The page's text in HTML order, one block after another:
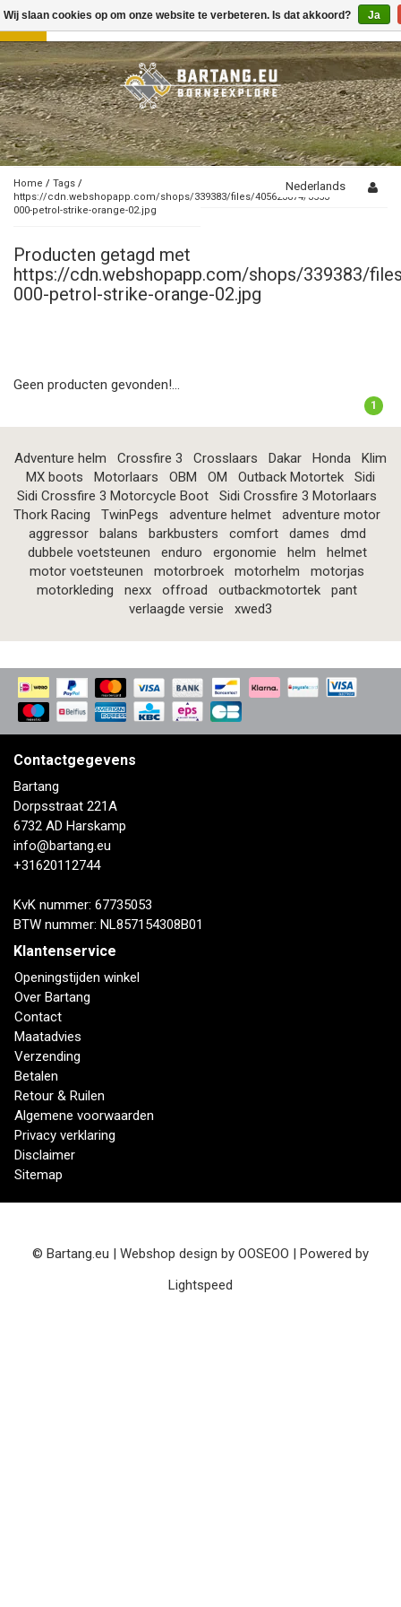
Toggle
navigation
Home / Tags /
https://cdn.webshopapp.com/shops/339383/files/405623874/3553-
000-petrol-strike-orange-02.jpg
Nederlands
Producten getagd met
https://cdn.webshopapp.com/shops/339383/
000-petrol-strike-orange-02.jpg
Geen producten gevonden!...
1
Adventure helm Crossfire 3 Crosslaars Dakar Honda
Klim
MX boots
Motorlaars OBM OM Outback Motortek
Sidi
Sidi Crossfire 3 Motorcycle Boot
Sidi Crossfire 3 Motorlaars
Thork Racing
TwinPegs adventure helmet
adventure motor
aggressor
balans barkbusters comfort dames
dmd
dubbele voetsteunen
enduro ergonomie helm
helmet
motor voetsteunen
motorbroek motorhelm
motorjas
motorkleding
nexx offroad outbackmotortek
pant
verlaagde versie
xwed3
Contactgegevens
Bartang
Dorpsstraat 221A
6732 AD Harskamp
info@bartang.eu
+31620112744
KvK nummer: 67735053
BTW nummer: NL857154308B01
Klantenservice
Openingstijden winkel
Over Bartang
Contact
Maatadvies
Verzending
Betalen
Retour & Ruilen
Algemene voorwaarden
Privacy verklaring
Disclaimer
Sitemap
© Bartang.eu | Webshop design by OOSEOO | Powered by
Lightspeed
Wij slaan cookies op om onze website te verbeteren. Is dat akkoord? Ja